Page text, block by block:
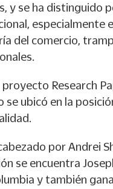
y se ha distinguido
especialmente
del comercio,
Research
se ubicó en la
por Andrei
se encuentra
y también